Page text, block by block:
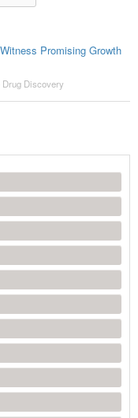
Promising Growth
Drug Discovery